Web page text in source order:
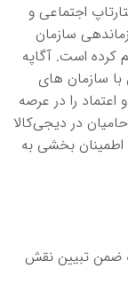
اجتماعی و
سازمان
کرده است. آگاپه
با سازمان های
را در عرصه
در دیجی‌کالا
اطمینان بخشی به
ضمن تبیین نقش